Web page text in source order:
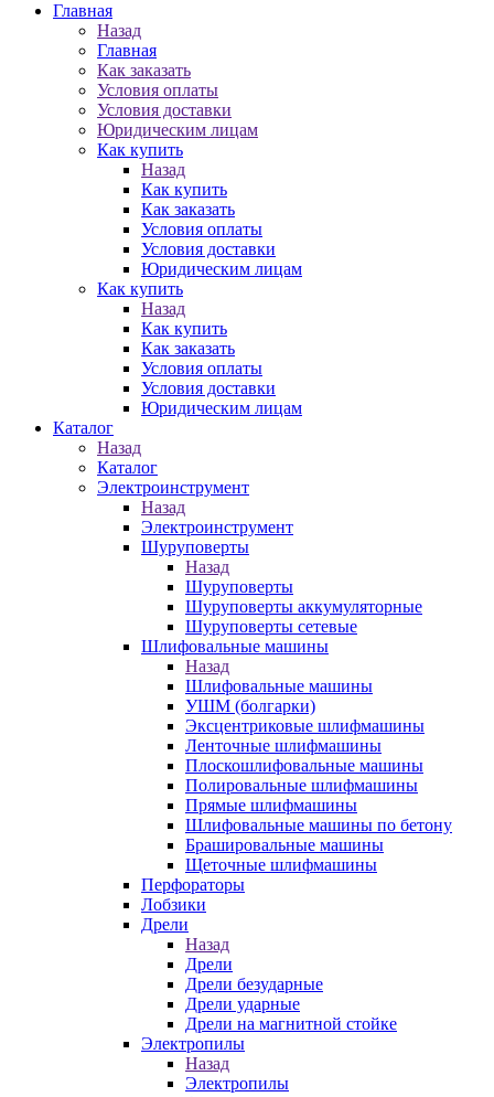
Главная
Назад
Главная
Как заказать
Условия оплаты
Условия доставки
Юридическим лицам
Как купить
Назад
Как купить
Как заказать
Условия оплаты
Условия доставки
Юридическим лицам
Как купить
Назад
Как купить
Как заказать
Условия оплаты
Условия доставки
Юридическим лицам
Каталог
Назад
Каталог
Электроинструмент
Назад
Электроинструмент
Шуруповерты
Назад
Шуруповерты
Шуруповерты аккумуляторные
Шуруповерты сетевые
Шлифовальные машины
Назад
Шлифовальные машины
УШМ (болгарки)
Эксцентриковые шлифмашины
Ленточные шлифмашины
Плоскошлифовальные машины
Полировальные шлифмашины
Прямые шлифмашины
Шлифовальные машины по бетону
Брашировальные машины
Щеточные шлифмашины
Перфораторы
Лобзики
Дрели
Назад
Дрели
Дрели безударные
Дрели ударные
Дрели на магнитной стойке
Электропилы
Назад
Электропилы